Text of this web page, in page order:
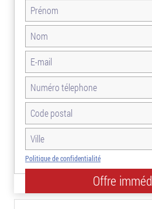
Politique de confidentialité